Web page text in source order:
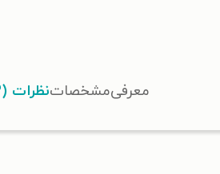
معرفیمشخصاتنظرات (۳)